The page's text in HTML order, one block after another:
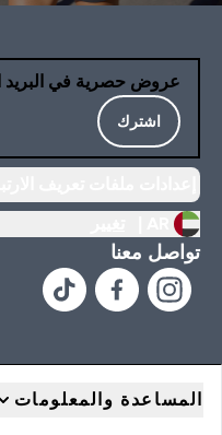
عروض حصرية في البريد
اشترك
تواصل معنا
المساعدة والمعلومات